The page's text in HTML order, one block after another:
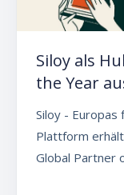
Siloy als
the Year
Siloy -
Plattform
Global Partner